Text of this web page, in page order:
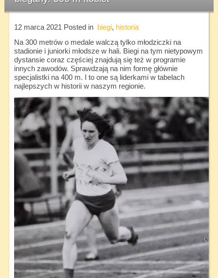
12 marca 2021 Posted in biegi, historia
Na 300 metrów o medale walczą tylko młodziczki na
stadionie i juniorki młodsze w hali. Biegi na tym nietypowym
dystansie coraz częściej znajdują się też w programie
innych zawodów. Sprawdzają na nim formę głównie
specjalistki na 400 m. I to one są liderkami w tabelach
najlepszych w historii w naszym regionie.